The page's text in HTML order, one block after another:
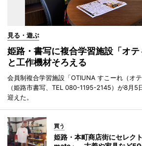
見る・遊ぶ
姫路・書写に複合学習施設「オ
と工作機材そろえる
会員制複合学習施設「OTIUNA すこーれ（オ
（姫路市書写、TEL 080-1195-2145）が8月5
迎えた。
買う
姫路・本町商店街にセレク